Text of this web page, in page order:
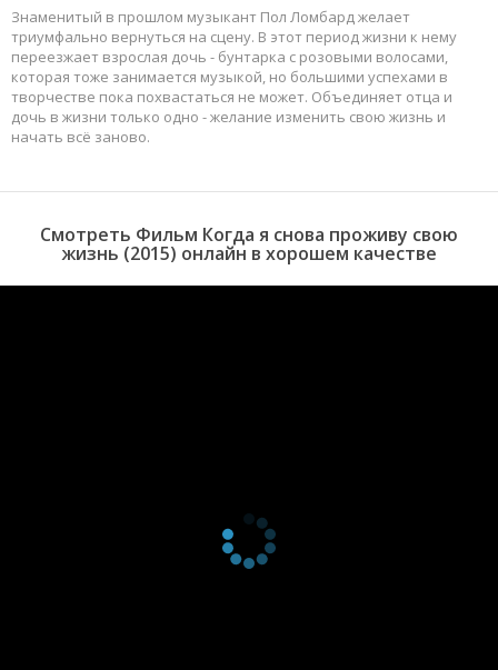
Знаменитый в прошлом музыкант Пол Ломбард желает
триумфально вернуться на сцену. В этот период жизни к нему
переезжает взрослая дочь - бунтарка с розовыми волосами,
которая тоже занимается музыкой, но большими успехами в
творчестве пока похвастаться не может. Объединяет отца и
дочь в жизни только одно - желание изменить свою жизнь и
начать всё заново.
Смотреть Фильм Когда я снова проживу свою
жизнь (2015) онлайн в хорошем качестве